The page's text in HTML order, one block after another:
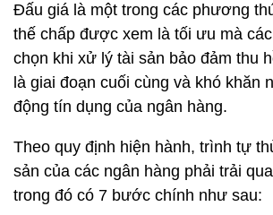
Đấu giá là một trong các phương
thế chấp được xem là tối ưu mà
chọn khi xử lý tài sản bảo đảm thu
là giai đoạn cuối cùng và khó khăn
động tín dụng của ngân hàng.
Theo quy định hiện hành, trình tự
sản của các ngân hàng phải trải
trong đó có 7 bước chính như sau: